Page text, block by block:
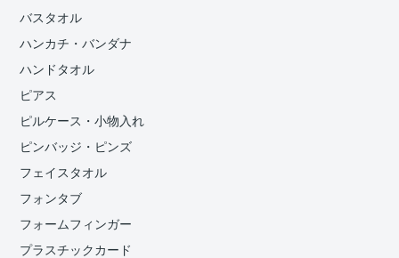
バスタオル
ハンカチ・バンダナ
ハンドタオル
ピアス
ピルケース・小物入れ
ピンバッジ・ピンズ
フェイスタオル
フォンタブ
フォームフィンガー
プラスチックカード